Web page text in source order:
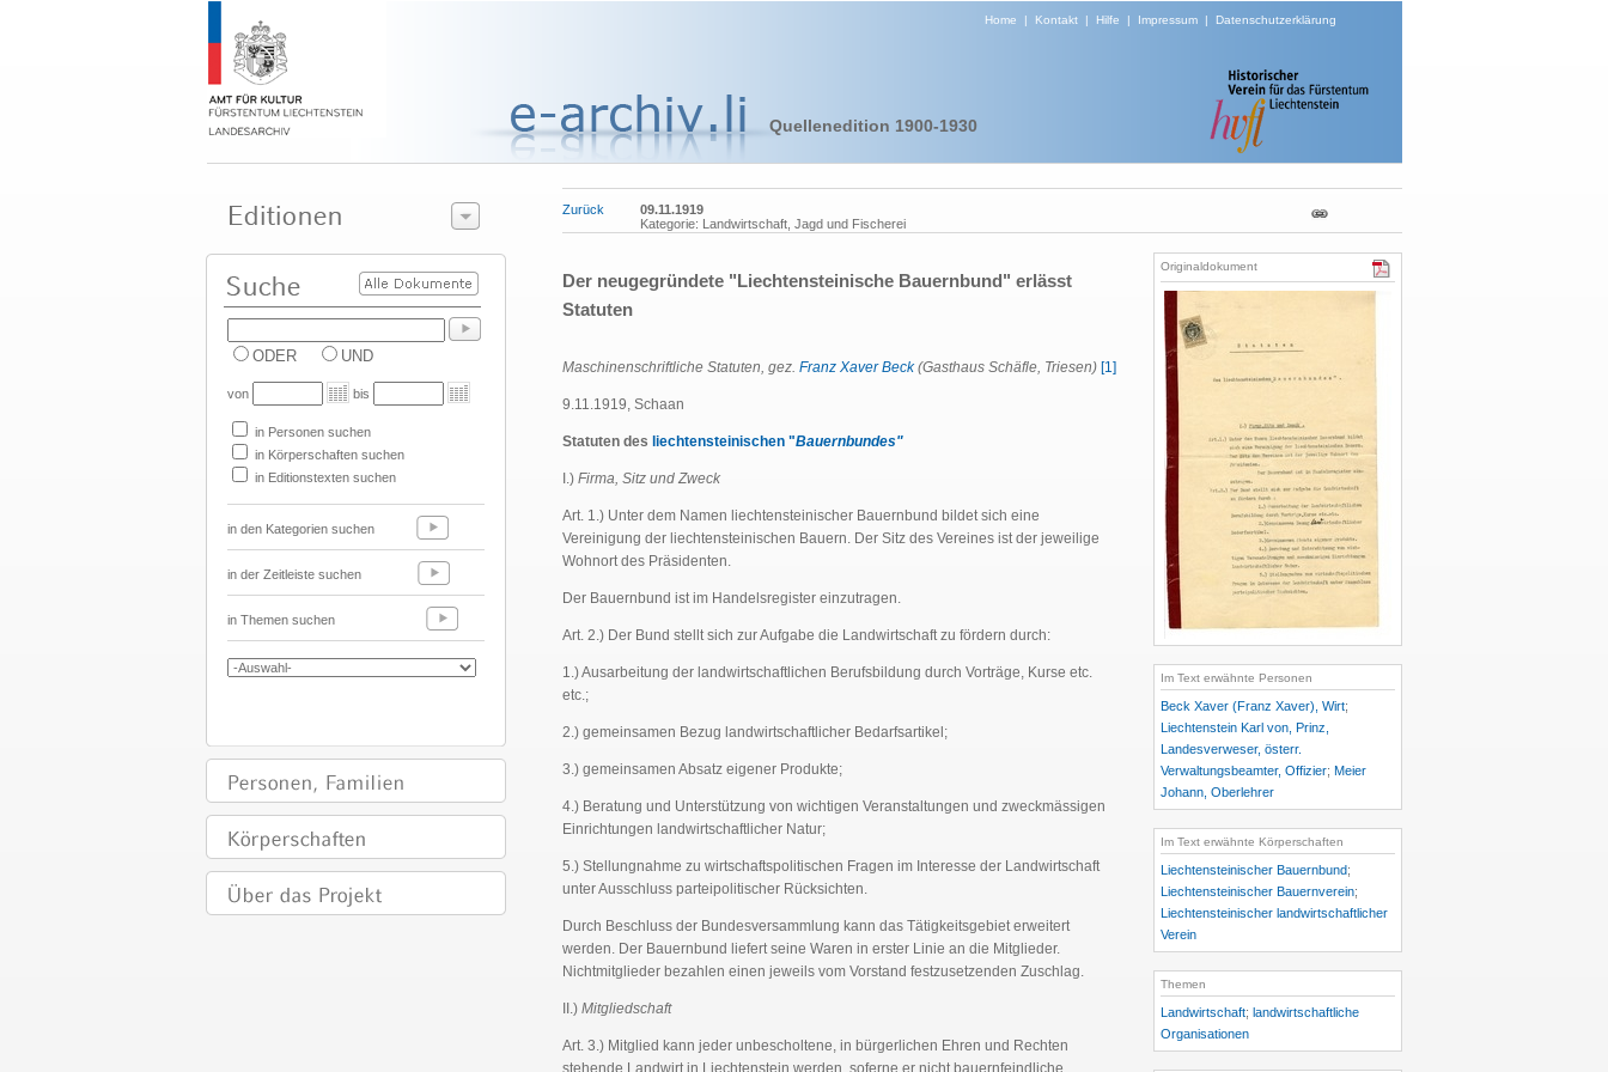
Home | Kontakt| Hilfe | Impressum| Datenschutzerklärung
Quellenedition 1900-1930
ODER UND
von bis
in Personen suchen
in Körperschaften suchen
in Editionstexten suchen
in den Kategorien suchen
in der Zeitleiste suchen
in Themen suchen
Zurück
09.11.1919
Kategorie: Landwirtschaft, Jagd und Fischerei
Der neugegründete "Liechtensteinische Bauernbund" erlässt
Statuten
Maschinenschriftliche Statuten, gez. Franz Xaver Beck(Gasthaus Schäfle, Triesen) [1]
9.11.1919, Schaan
Statuten des liechtensteinischen "Bauernbundes"
I.) Firma, Sitz und Zweck
Art. 1.) Unter dem Namen liechtensteinischer Bauernbund bildet sich eine
Vereinigung der liechtensteinischen Bauern. Der Sitz des Vereines ist der jeweilige
Wohnort des Präsidenten.
Der Bauernbund ist im Handelsregister einzutragen.
Art. 2.) Der Bund stellt sich zur Aufgabe die Landwirtschaft zu fördern durch:
1.) Ausarbeitung der landwirtschaftlichen Berufsbildung durch Vorträge, Kurse etc.
etc.;
2.) gemeinsamen Bezug landwirtschaftlicher Bedarfsartikel;
3.) gemeinsamen Absatz eigener Produkte;
4.) Beratung und Unterstützung von wichtigen Veranstaltungen und zweckmässigen
Einrichtungen landwirtschaftlicher Natur;
5.) Stellungnahme zu wirtschaftspolitischen Fragen im Interesse der Landwirtschaft
unter Ausschluss parteipolitischer Rücksichten.
Durch Beschluss der Bundesversammlung kann das Tätigkeitsgebiet erweitert
werden. Der Bauernbund liefert seine Waren in erster Linie an die Mitglieder.
Nichtmitglieder bezahlen einen jeweils vom Vorstand festzusetzenden Zuschlag.
II.) Mitgliedschaft
Art. 3.) Mitglied kann jeder unbescholtene, in bürgerlichen Ehren und Rechten
Originaldokument
Im Text erwähnte Personen
Beck Xaver (Franz Xaver), Wirt;
Liechtenstein Karl von, Prinz,
Landesverweser, österr.
Verwaltungsbeamter, Offizier; Meier
Johann, Oberlehrer
Im Text erwähnte Körperschaften
Liechtensteinischer Bauernbund;
Liechtensteinischer Bauernverein;
Liechtensteinischer landwirtschaftlicher
Verein
Themen
Landwirtschaft; landwirtschaftliche
Organisationen